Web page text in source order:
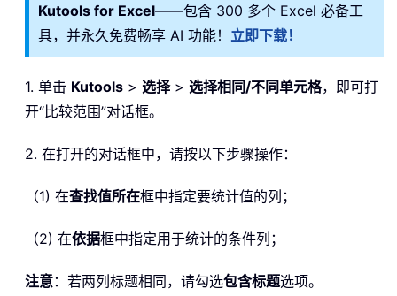
Kutools for Excel——包含 300 多个 Excel 必备工
具，并永久免费畅享 AI 功能！ 立即下载！
1. 单击 Kutools > 选择> 选择相同/不同单元格，即可打
开“比较范围”对话框。
2. 在打开的对话框中，请按以下步骤操作：
（1) 在查找值所在框中指定要统计值的列；
（2) 在依据框中指定用于统计的条件列；
注意：若两列标题相同，请勾选包含标题选项。